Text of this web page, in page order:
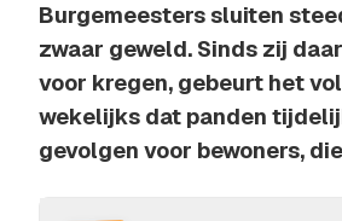
Burgemeesters sluiten
zwaar geweld. Sinds zij
voor kregen, gebeurt het
wekelijks dat panden
gevolgen voor bewoners,